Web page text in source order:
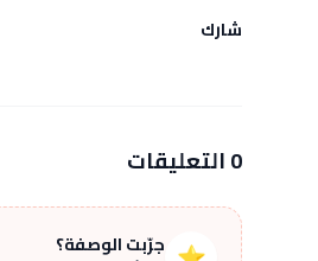
شارك
0 التعليقات
جرّبت الوصفة؟